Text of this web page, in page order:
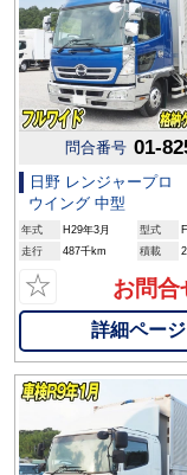
問合番号 01-
日野 レンジャープロ
ウイング 中型
年式 H29年3月 型式
走行
487千km 積載
☆ お問合
詳細ページ